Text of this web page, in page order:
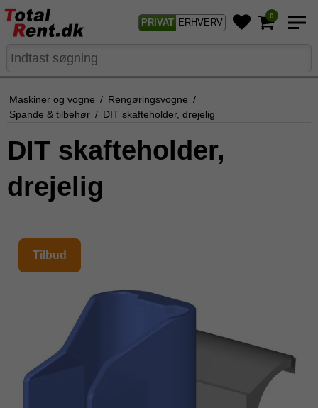
PRIVAT ERHVERV
0
Maskiner og vogne / Rengøringsvogne /
Spande & tilbehør / DIT skafteholder, drejelig
DIT skafteholder,
drejelig
Tilbud